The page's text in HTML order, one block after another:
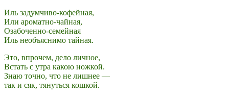
Иль задумчиво-кофейная,
Или ароматно-чайная,
Озабоченно-семейная
Иль необъяснимо тайная.
Это, впрочем, дело личное,
Встать с утра какою ножкой.
Знаю точно, что не лишнее —
так и сяк, тянуться кошкой.